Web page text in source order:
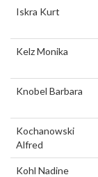
Iskra Kurt
Kelz Monika
Knobel Barbara
Kochanowski
Alfred
Kohl Nadine